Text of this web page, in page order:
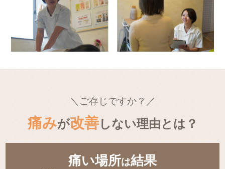
＼ご存じですか？／
痛みが改善しない理由とは？
痛い場所は結果